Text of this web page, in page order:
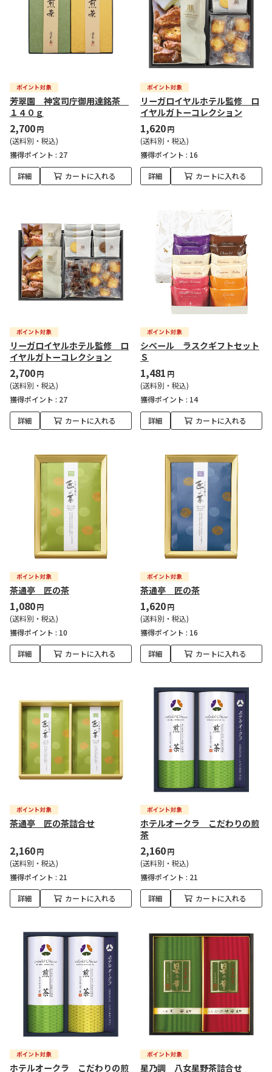
芳翠園 神宮司庁御用達銘茶
１４０ｇ
2,700円
(送料別・税込)
獲得ポイント : 27
詳細 カートに入れる
リーガロイヤルホテル監修 ロ
イヤルガトーコレクション
1,620円
(送料別・税込)
獲得ポイント : 16
詳細 カートに入れる
リーガロイヤルホテル監修 ロ
イヤルガトーコレクション
2,700円
(送料別・税込)
獲得ポイント : 27
詳細 カートに入れる
シベール ラスクギフトセット
Ｓ
1,481 円
(送料別・税込)
獲得ポイント : 14
詳細 カートに入れる
茶通亭 匠の茶
1,080円
(送料別・税込)
獲得ポイント : 10
詳細 カートに入れる
茶通亭 匠の茶
1,620円
(送料別・税込)
獲得ポイント : 16
詳細 カートに入れる
茶通亭 匠の茶詰合せ
2,160円
(送料別・税込)
獲得ポイント : 21
詳細 カートに入れる
ホテルオークラ こだわりの煎
茶
2,160円
(送料別・税込)
獲得ポイント : 21
詳細 カートに入れる
ホテルオークラ こだわりの煎 星乃調 八女星野茶詰合せ